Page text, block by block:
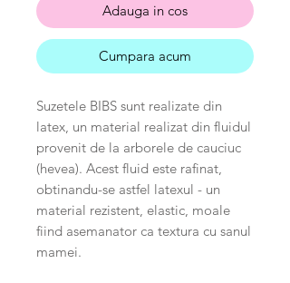
Adauga in cos
Cumpara acum
Suzetele BIBS sunt realizate din
latex, un material realizat din fluidul
provenit de la arborele de cauciuc
(hevea). Acest fluid este rafinat,
obtinandu-se astfel latexul - un
material rezistent, elastic, moale
fiind asemanator ca textura cu sanul
mamei.